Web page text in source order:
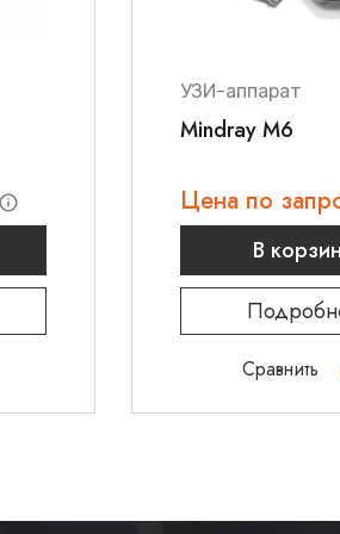
подобрать оптимальное
УЗИ-аппарат
Mindray M6
Цена по
В
Сравнить